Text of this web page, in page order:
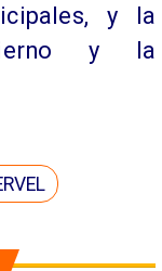
y la
y la